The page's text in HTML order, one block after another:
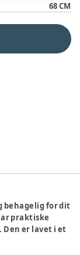
68 CM
behagelig for dit
praktiske
er lavet i et